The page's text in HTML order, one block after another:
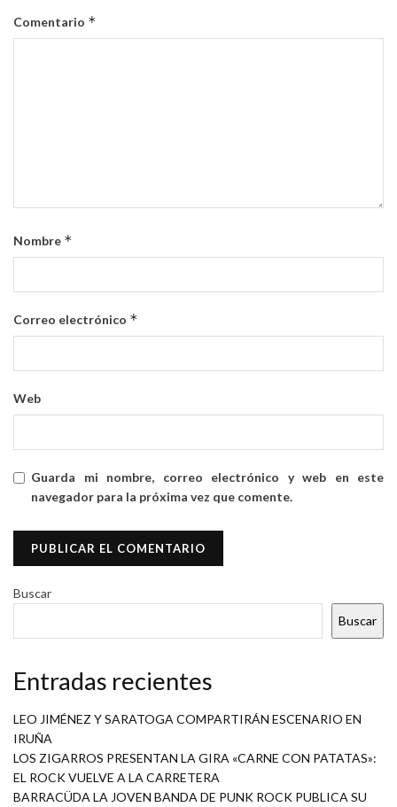
Comentario *
Nombre *
Correo electrónico *
Web
Guarda mi nombre, correo electrónico y web en este
navegador para la próxima vez que comente.
Buscar
Buscar
Entradas recientes
LEO JIMÉNEZ Y SARATOGA COMPARTIRÁN ESCENARIO EN
IRUÑA
LOS ZIGARROS PRESENTAN LA GIRA «CARNE CON PATATAS»:
EL ROCK VUELVE A LA CARRETERA
BARRACÜDA LA JOVEN BANDA DE PUNK ROCK PUBLICA SU